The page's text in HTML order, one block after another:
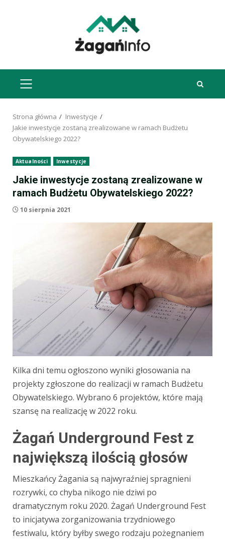
MENU
GŁÓWNE
Strona główna
Inwestycje
Jakie inwestycje zostaną zrealizowane w ramach Budżetu
Obywatelskiego 2022?
Aktualności Inwestycje
Jakie inwestycje zostaną zrealizowane w
ramach Budżetu Obywatelskiego 2022?
10 sierpnia 2021
Kilka dni temu ogłoszono wyniki głosowania na
projekty zgłoszone do realizacji w ramach Budżetu
Obywatelskiego. Wybrano 6 projektów, które mają
szansę na realizację w 2022 roku.
Żagań Underground Fest z
największą ilością głosów
Mieszkańcy Żagania są najwyraźniej spragnieni
rozrywki, co chyba nikogo nie dziwi po
dramatycznym roku 2020. Żagań Underground Fest
to inicjatywa zorganizowania trzydniowego
festiwalu, który byłby swego rodzaju pożegnaniem